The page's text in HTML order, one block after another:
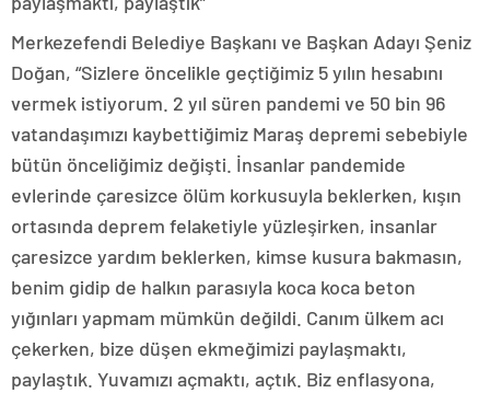
Merkezefendi Belediye Başkanı ve Başkan Adayı Şeniz
Doğan, “Sizlere öncelikle geçtiğimiz 5 yılın hesabını
vermek istiyorum. 2 yıl süren pandemi ve 50 bin 96
vatandaşımızı kaybettiğimiz Maraş depremi sebebiyle
bütün önceliğimiz değişti. İnsanlar pandemide
evlerinde çaresizce ölüm korkusuyla beklerken, kışın
ortasında deprem felaketiyle yüzleşirken, insanlar
çaresizce yardım beklerken, kimse kusura bakmasın,
benim gidip de halkın parasıyla koca koca beton
yığınları yapmam mümkün değildi. Canım ülkem acı
çekerken, bize düşen ekmeğimizi paylaşmaktı,
paylaştık. Yuvamızı açmaktı, açtık. Biz enflasyona,